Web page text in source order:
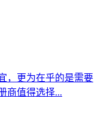
，更为在乎的是需要
商值得选择...